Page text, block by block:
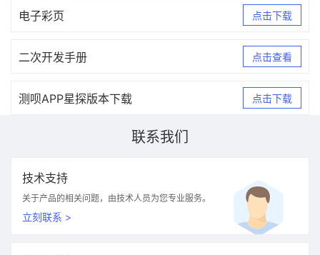
电子彩页 点击下载
二次开发手册 点击查看
测呗APP星探版本下载 点击下载
联系我们
技术支持
关于产品的相关问题，由技术人员为您专业服务。
立刻联系 >